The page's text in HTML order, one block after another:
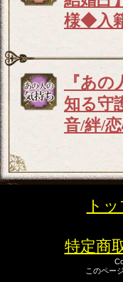
様◆入
『あ
知る守
音/絆/
ト
特定商
このペー